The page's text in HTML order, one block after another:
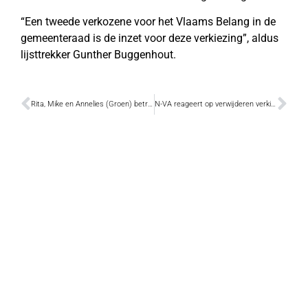
“Een tweede verkozene voor het Vlaams Belang in de
gemeenteraad is de inzet voor deze verkiezing”, aldus
lijsttrekker Gunther Buggenhout.
Rita, Mike en Annelies (Groen) betreuren toegenomen aantal fietsdoden N-VA reageert op verwijderen verkiezingsaffiches door Volkswelzijn